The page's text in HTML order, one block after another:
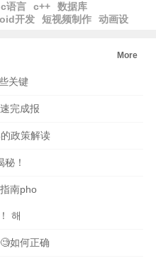
c语言 c++
数据库
开发 短视频制作
动画设
More
关键
完成报
政策解读
！
南pho
해
如何正确